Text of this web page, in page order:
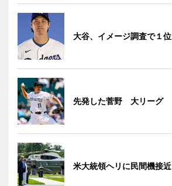
大谷、イメージ調査で１位
先発した菅野 大リーグ
米大統領ヘリに民間機接近